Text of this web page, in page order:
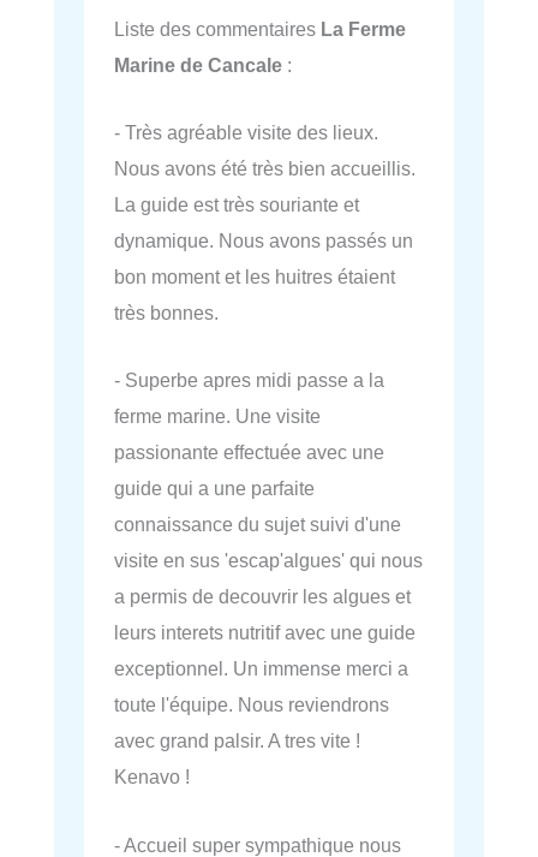
Liste des commentaires La Ferme
Marine de Cancale :
- Très agréable visite des lieux.
Nous avons été très bien accueillis.
La guide est très souriante et
dynamique. Nous avons passés un
bon moment et les huitres étaient
très bonnes.
- Superbe apres midi passe a la
ferme marine. Une visite
passionante effectuée avec une
guide qui a une parfaite
connaissance du sujet suivi d'une
visite en sus 'escap'algues' qui nous
a permis de decouvrir les algues et
leurs interets nutritif avec une guide
exceptionnel. Un immense merci a
toute l'équipe. Nous reviendrons
avec grand palsir. A tres vite !
Kenavo !
- Accueil super sympathique nous